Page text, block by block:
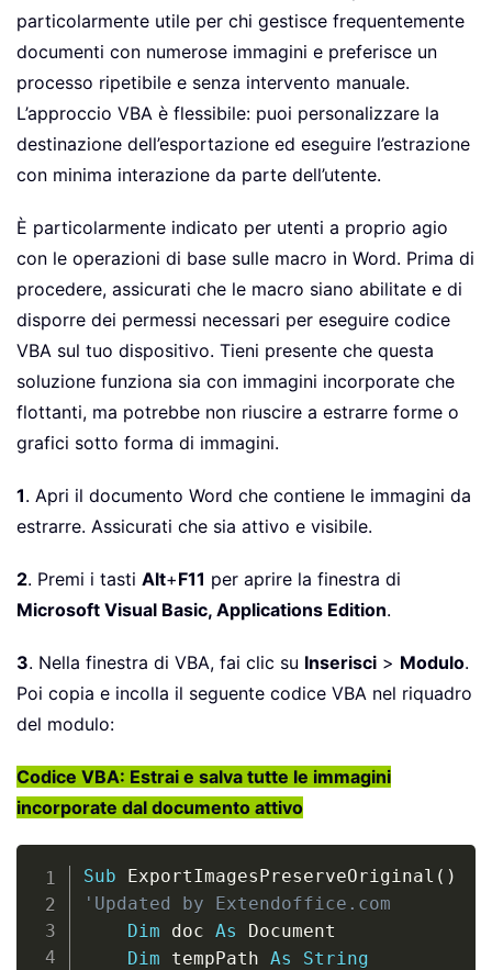
particolarmente utile per chi gestisce frequentemente
documenti con numerose immagini e preferisce un
processo ripetibile e senza intervento manuale.
L’approccio VBA è flessibile: puoi personalizzare la
destinazione dell’esportazione ed eseguire l’estrazione
con minima interazione da parte dell’utente.
È particolarmente indicato per utenti a proprio agio
con le operazioni di base sulle macro in Word. Prima di
procedere, assicurati che le macro siano abilitate e di
disporre dei permessi necessari per eseguire codice
VBA sul tuo dispositivo. Tieni presente che questa
soluzione funziona sia con immagini incorporate che
flottanti, ma potrebbe non riuscire a estrarre forme o
grafici sotto forma di immagini.
1. Apri il documento Word che contiene le immagini da
estrarre. Assicurati che sia attivo e visibile.
2. Premi i tasti Alt+F11 per aprire la finestra di
Microsoft Visual Basic, Applications Edition.
3. Nella finestra di VBA, fai clic su Inserisci > Modulo.
Poi copia e incolla il seguente codice VBA nel riquadro
del modulo:
Codice VBA: Estrai e salva tutte le immagini
incorporate dal documento attivo
Sub ExportImagesPreserveOriginal ( )
'Updated by Extendoffice.com
Dim doc As Document
Dim tempPath As
String
Copy